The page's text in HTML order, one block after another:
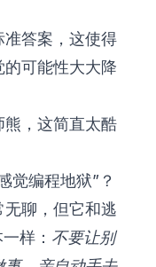
答案，这使得
可能性大大降
，这简直太酷
觉编程地狱”？
聊，但它和逃
样： 不要让别